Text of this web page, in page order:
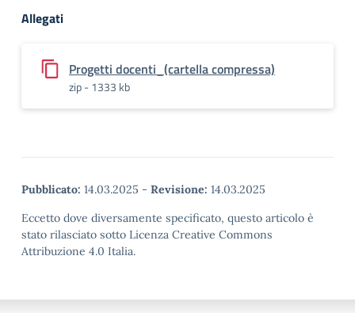
Allegati
Progetti docenti_(cartella compressa)
zip - 1333 kb
Pubblicato: 14.03.2025 - Revisione: 14.03.2025
Eccetto dove diversamente specificato, questo articolo è
stato rilasciato sotto Licenza Creative Commons
Attribuzione 4.0 Italia.